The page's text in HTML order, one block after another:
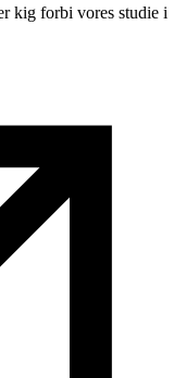
kig forbi vores studie i